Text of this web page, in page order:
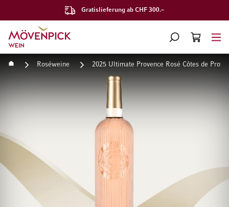
Gratislieferung ab CHF 300.–
Zur Startseite
SUCHE
WARENKORB
Startseite Roséweine 2025 Ultimate Provence Rosé Côtes de
Zum Ende der Bildgalerie springen